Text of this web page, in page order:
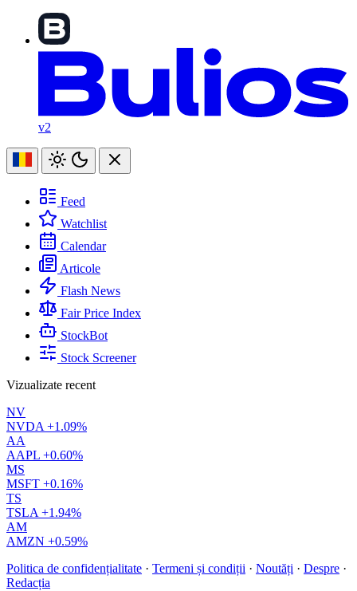
v2
Feed
Watchlist
Calendar
Articole
Flash News
Fair Price Index
StockBot
Stock Screener
Vizualizate recent
NV
NVDA +1.09%
AA
AAPL +0.60%
MS
MSFT +0.16%
TS
TSLA +1.94%
AM
AMZN +0.59%
Politica de confidențialitate · Termeni și condiții · Noutăți · Despre ·
Redacția